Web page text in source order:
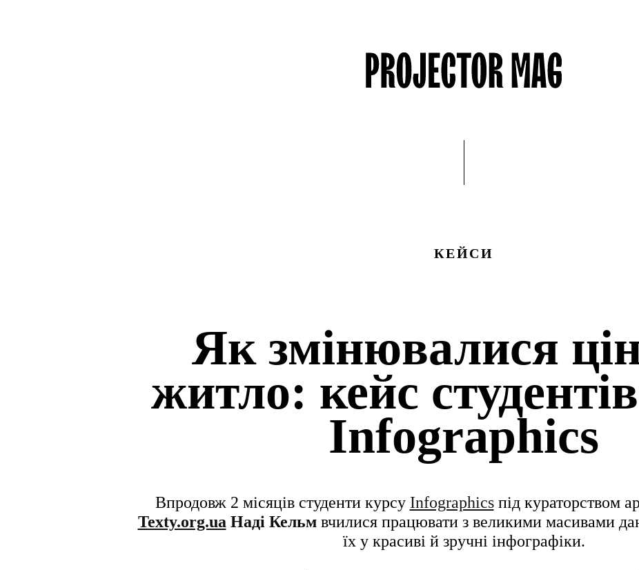
КЕЙСИ
Як змінювалися
житло: кейс
Infographics
Впродовж 2 місяців студенти курсу Infographicsпід кураторством
Texty.org.ua Наді Кельмвчилися працювати з великими масивами
їх у красиві й зручні інфографіки.